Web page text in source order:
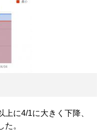
に4/1に大きく下降、
。